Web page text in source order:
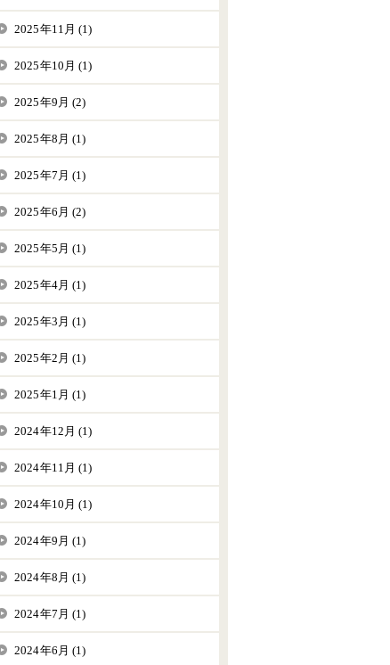
2025年11月 (1)
2025年10月 (1)
2025年9月 (2)
2025年8月 (1)
2025年7月 (1)
2025年6月 (2)
2025年5月 (1)
2025年4月 (1)
2025年3月 (1)
2025年2月 (1)
2025年1月 (1)
2024年12月 (1)
2024年11月 (1)
2024年10月 (1)
2024年9月 (1)
2024年8月 (1)
2024年7月 (1)
2024年6月 (1)